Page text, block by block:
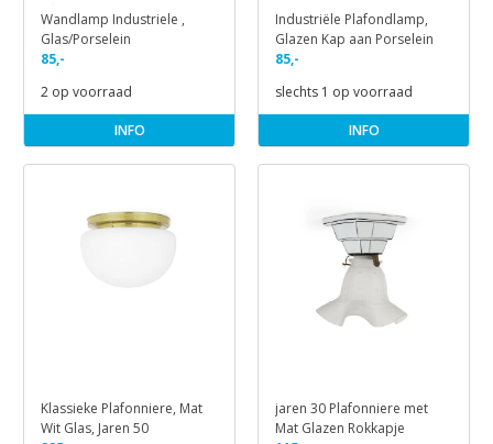
Wandlamp Industriele ,
Glas/Porselein
85,-
2 op voorraad
INFO
Industriële Plafondlamp,
Glazen Kap aan Porselein
85,-
slechts 1 op voorraad
INFO
Klassieke Plafonniere, Mat
Wit Glas, Jaren 50
jaren 30 Plafonniere met
Mat Glazen Rokkapje